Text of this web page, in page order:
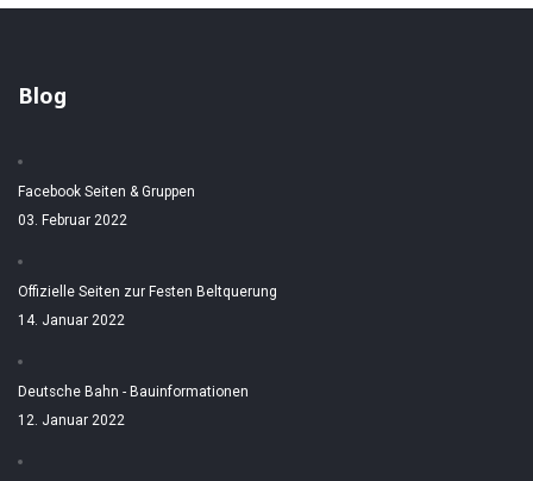
Blog
Facebook Seiten & Gruppen
03. Februar 2022
Offizielle Seiten zur Festen Beltquerung
14. Januar 2022
Deutsche Bahn - Bauinformationen
12. Januar 2022